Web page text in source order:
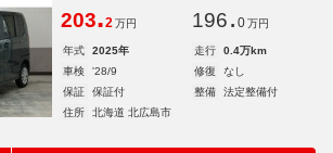
203.2 万円 196. 0 万円
年式 2025年 走行
0.4万km
車検
'28/9 修復
なし
保証
保証付 整備
法定整備付
住所
北海道 北広島市